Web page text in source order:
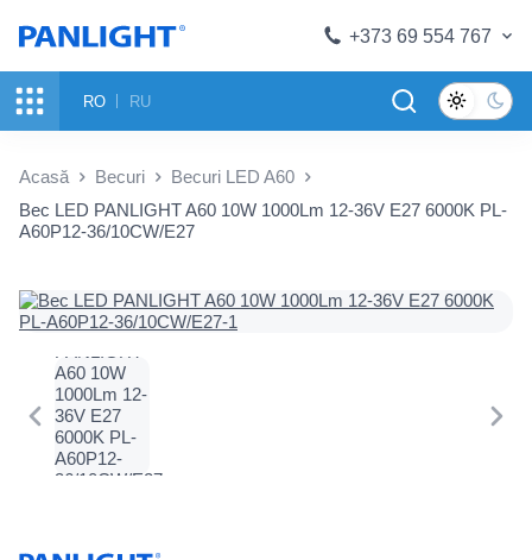
+373 69 554 767
RO RU
Acasă Becuri
Becuri LED A60
Bec LED PANLIGHT A60 10W 1000Lm 12-36V E27 6000K PL-
A60P12-36/10СW/E27